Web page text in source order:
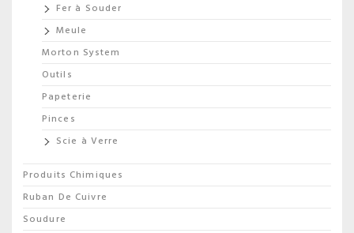
Fer à Souder
Meule
Morton System
Outils
Papeterie
Pinces
Scie à Verre
Produits Chimiques
Ruban De Cuivre
Soudure